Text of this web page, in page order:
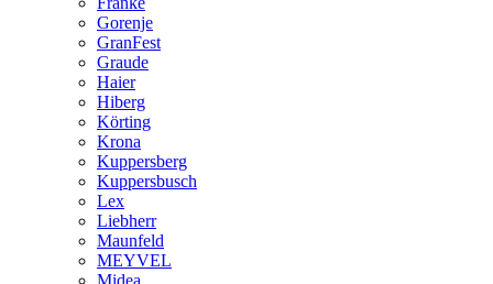
Gorenje
GranFest
Graude
Haier
Hiberg
Körting
Krona
Kuppersberg
Kuppersbusch
Lex
Liebherr
Maunfeld
MEYVEL
Midea